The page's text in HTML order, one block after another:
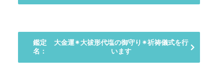
鑑定
名：
大金運✴︎大祓形代塩の御守り✴︎祈祷儀式を行
います